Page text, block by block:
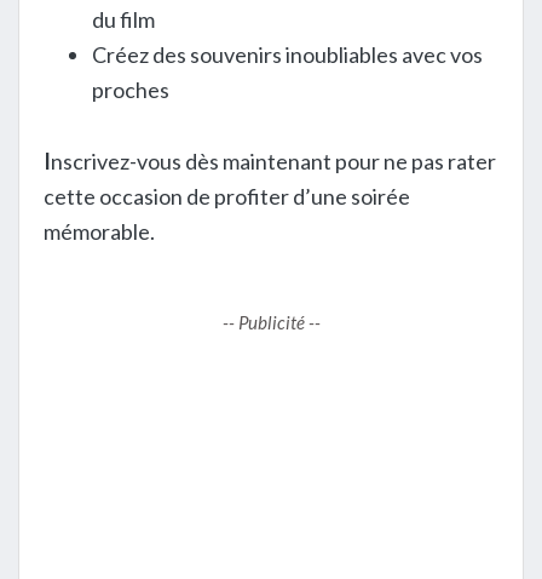
du film
Créez des souvenirs inoubliables avec vos
proches
Inscrivez-vous dès maintenant pour ne pas rater
cette occasion de profiter d’une soirée
mémorable.
-- Publicité --